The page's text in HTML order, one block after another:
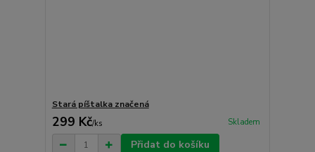
Stará píštalka značená
299 Kč/ks Skladem
Přidat do košíku